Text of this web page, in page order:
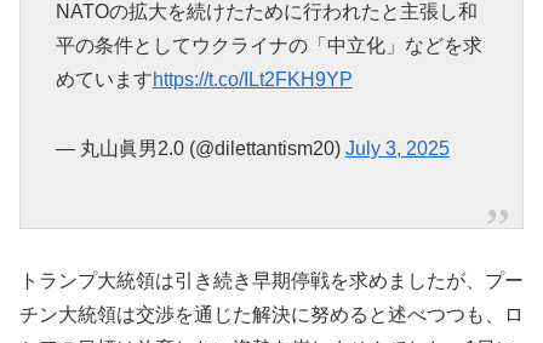
NATOの拡大を続けたために行われたと主張し和
平の条件としてウクライナの「中立化」などを求
めていますhttps://t.co/ILt2FKH9YP
— 丸山眞男2.0 (@dilettantism20) July 3, 2025
トランプ大統領は引き続き早期停戦を求めましたが、プー
チン大統領は交渉を通じた解決に努めると述べつつも、ロ